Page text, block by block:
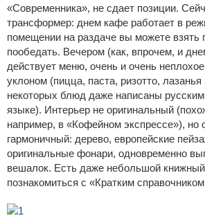
«Современника», не сдает позиции.
трансформер: днем кафе работает в
помещении на раздаче вы можете взять
пообедать. Вечером (как, впрочем, и
действует меню, очень и очень
уклоном (пицца, паста, ризотто,
некоторых блюд даже написаны
языке). Интерьер не оригинальный
например, в «Кофейном экспрессе»), но
гармоничный: дерево, европейские
оригинальные фонари, одновременно
вешалок. Есть даже небольшой
познакомиться с «Кратким